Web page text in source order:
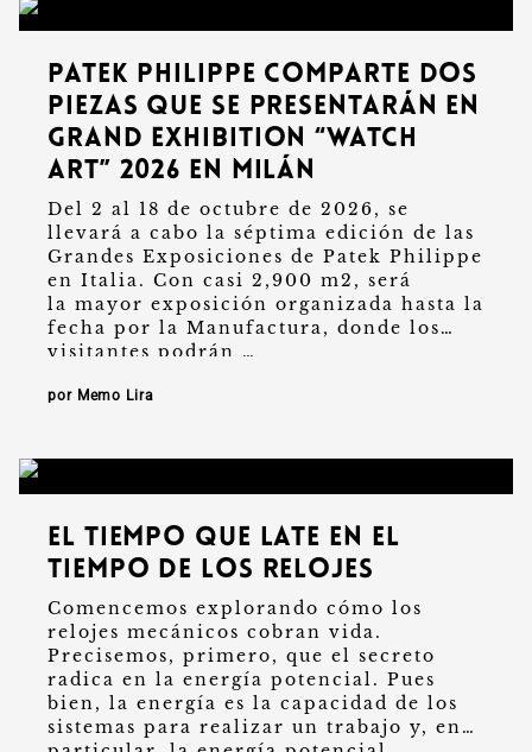
Patek Philippe comparte dos
piezas que se presentarán en
Grand Exhibition “Watch
Art” 2026 en Milán
Del 2 al 18 de octubre de 2026, se
llevará a cabo la séptima edición de las
Grandes Exposiciones de Patek Philippe
en Italia. Con casi 2,900 m2, será
la mayor exposición organizada hasta la
fecha por la Manufactura, donde los
visitantes podrán …
por Memo Lira
El tiempo que late en el
tiempo de los relojes
Comencemos explorando cómo los
relojes mecánicos cobran vida.
Precisemos, primero, que el secreto
radica en la energía potencial. Pues
bien, la energía es la capacidad de los
sistemas para realizar un trabajo y, en